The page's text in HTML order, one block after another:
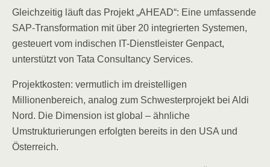
Gleichzeitig läuft das Projekt „AHEAD“: Eine umfassende
SAP-Transformation mit über 20 integrierten Systemen,
gesteuert vom indischen IT-Dienstleister Genpact,
unterstützt von Tata Consultancy Services.
Projektkosten: vermutlich im dreistelligen
Millionenbereich, analog zum Schwesterprojekt bei Aldi
Nord. Die Dimension ist global – ähnliche
Umstrukturierungen erfolgten bereits in den USA und
Österreich.